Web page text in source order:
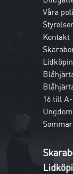
Våra
Kontakt
16 till